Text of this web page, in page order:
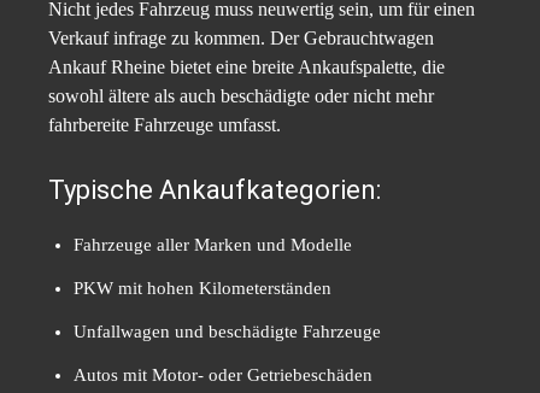
Nicht jedes Fahrzeug muss neuwertig sein, um für einen
Verkauf infrage zu kommen. Der Gebrauchtwagen
Ankauf Rheine bietet eine breite Ankaufspalette, die
sowohl ältere als auch beschädigte oder nicht mehr
fahrbereite Fahrzeuge umfasst.
Typische Ankaufkategorien:
Fahrzeuge aller Marken und Modelle
PKW mit hohen Kilometerständen
Unfallwagen und beschädigte Fahrzeuge
Autos mit Motor- oder Getriebeschäden